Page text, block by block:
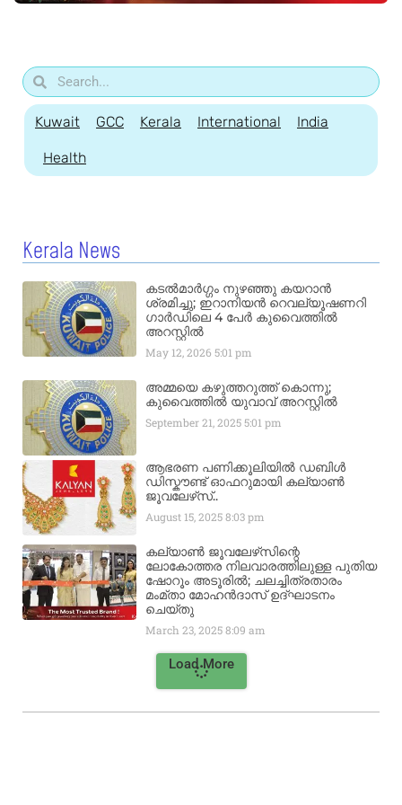
Kuwait GCC Kerala International India
Health
Kerala News
കടൽമാർഗ്ഗം നുഴഞ്ഞു കയറാൻ
ശ്രമിച്ചു; ഇറാനിയൻ റെവല്യൂഷണറി
ഗാർഡിലെ 4 പേർ കുവൈത്തിൽ
അറസ്റ്റിൽ
May 12, 20265:01 pm
അമ്മയെ കഴുത്തറുത്ത് കൊന്നു;
കുവൈത്തിൽ യുവാവ് അറസ്റ്റിൽ
September 21, 20255:01 pm
ആഭരണ പണിക്കൂലിയിൽ ഡബിൾ
ഡിസ്കൗണ്ട് ഓഫറുമായി കല്യാൺ
ജൂവലേഴ്‌സ്..
August 15, 20258:03 pm
കല്യാൺ ജൂവലേഴ്‌സിന്റെ
ലോകോത്തര നിലവാരത്തിലുള്ള പുതിയ
ഷോറൂം അടൂരിൽ; ചലച്ചിത്രതാരം
മംമ്താ മോഹൻദാസ് ഉദ്ഘാടനം
ചെയ്‌തു
March 23, 20258:09 am
Load More